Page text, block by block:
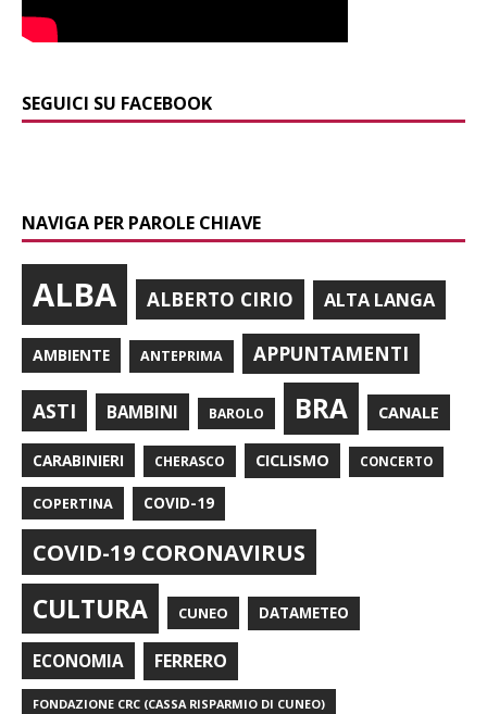
SEGUICI SU FACEBOOK
NAVIGA PER PAROLE CHIAVE
ALBA ALBERTO CIRIO ALTA LANGA
AMBIENTE ANTEPRIMA APPUNTAMENTI
ASTI BAMBINI BAROLO BRA CANALE
CARABINIERI CHERASCO CICLISMO CONCERTO
COPERTINA COVID-19
COVID-19 CORONAVIRUS
CULTURA CUNEO DATAMETEO
ECONOMIA FERRERO
FONDAZIONE CRC (CASSA RISPARMIO DI CUNEO)